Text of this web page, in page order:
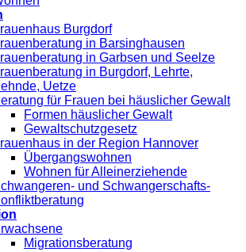
Burgdorf
in Barsinghausen
in Garbsen und Seelze
in Burgdorf, Lehrte,
Uetze
für Frauen bei häuslicher Gewalt
Formen häuslicher Gewalt
Gewaltschutzgesetz
in der Region Hannover
Übergangswohnen
Wohnen für Alleinerziehende
und Schwangerschafts-
Migrationsberatung